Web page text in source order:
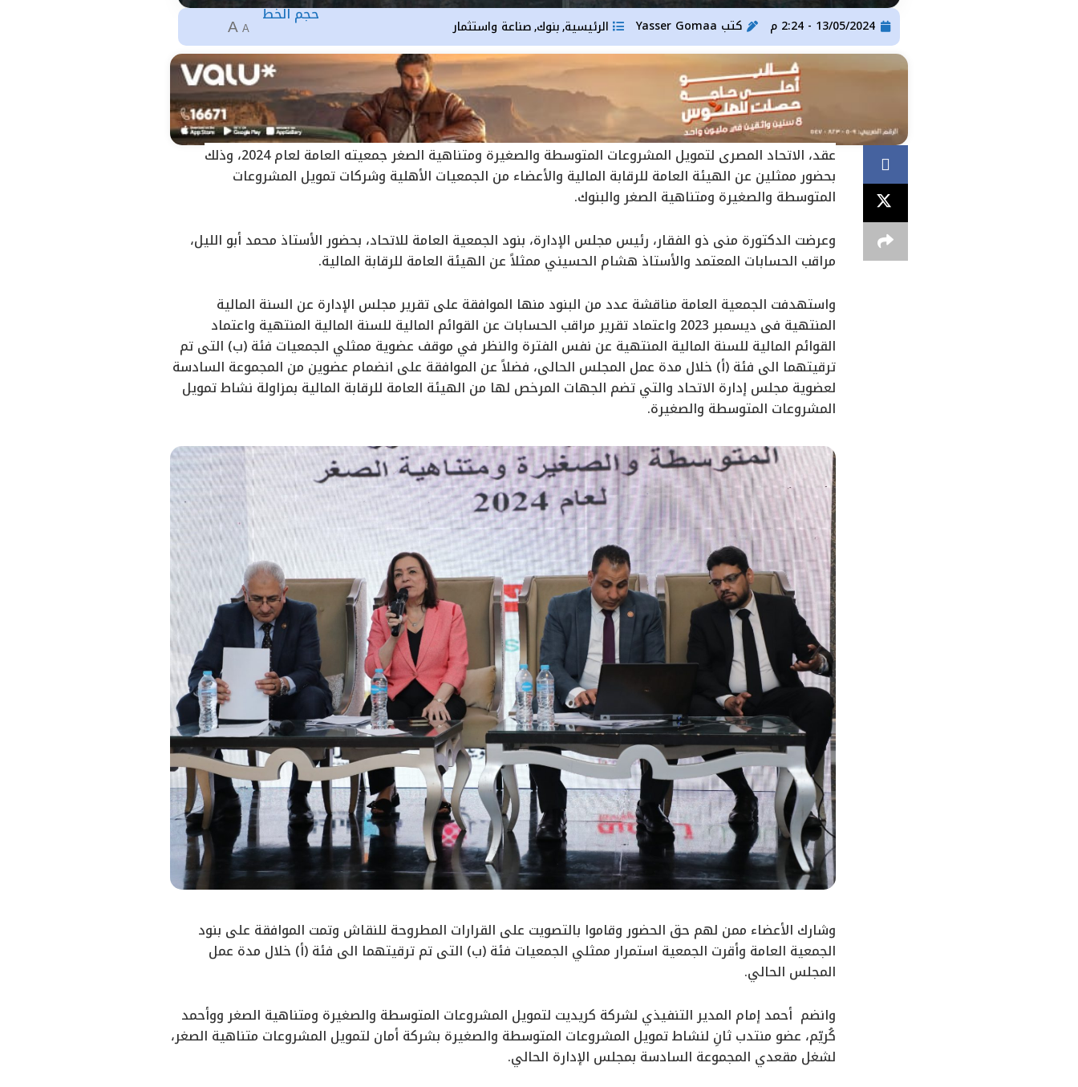
13/05/2024 - 2:24 م كتب الرئيسية, بنوك, صناعة واستثمار
حجم الخط
A
A
عقد، الاتحاد المصري لتمويل المشروعات المتوسطة والصغيرة ومتناهية الصغر جمعيته العامة لعام 2024، وذلك
بحضور ممثلين عن الهيئة العامة للرقابة المالية والأعضاء من الجمعيات الأهلية وشركات تمويل المشروعات
المتوسطة والصغيرة ومتناهية الصغر والبنوك.
وعرضت الدكتورة منى ذو الفقار، رئيس مجلس الإدارة، بنود الجمعية العامة للاتحاد، بحضور الأستاذ محمد أبو الليل،
مراقب الحسابات المعتمد والأستاذ هشام الحسيني ممثلاً عن الهيئة العامة للرقابة المالية.
واستهدفت الجمعية العامة مناقشة عدد من البنود منها الموافقة على تقرير مجلس الإدارة عن السنة المالية
المنتهية فى ديسمبر 2023 واعتماد تقرير مراقب الحسابات عن القوائم المالية للسنة المالية المنتهية واعتماد
القوائم المالية للسنة المالية المنتهية عن نفس الفترة والنظر في موقف عضوية ممثلي الجمعيات فئة (ب) التى تم
ترقيتهما الى فئة (أ) خلال مدة عمل المجلس الحالى، فضلاً عن الموافقة على انضمام عضوين من المجموعة السادسة
لعضوية مجلس إدارة الاتحاد والتي تضم الجهات المرخص لها من الهيئة العامة للرقابة المالية بمزاولة نشاط تمويل
المشروعات المتوسطة والصغيرة.
وشارك الأعضاء ممن لهم حق الحضور وقاموا بالتصويت على القرارات المطروحة للنقاش وتمت الموافقة على بنود
الجمعية العامة وأقرت الجمعية استمرار ممثلي الجمعيات فئة (ب) التى تم ترقيتهما الى فئة (أ) خلال مدة عمل
المجلس الحالي.
وانضم أحمد إمام المدير التنفيذي لشركة كريديت لتمويل المشروعات المتوسطة والصغيرة ومتناهية الصغر ووأحمد
كُريّم، عضو منتدب ثانِ لنشاط تمويل المشروعات المتوسطة والصغيرة بشركة أمان لتمويل المشروعات متناهية الصغر،
لشغل مقعدي المجموعة السادسة بمجلس الإدارة الحالي.